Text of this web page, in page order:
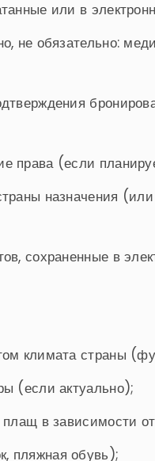
или в
не обязательно:
права (если
назначения
сохраненные в
климата страны
(если актуально);
в зависимости
пляжная обувь);